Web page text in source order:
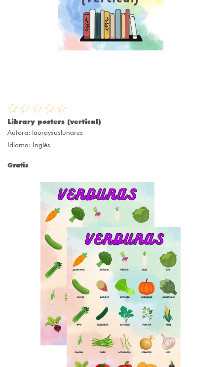
Library posters (vertical)
Autora: lauraysuslunares
Idioma: Inglés
Gratis